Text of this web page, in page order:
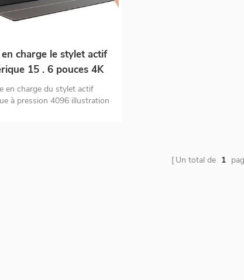
charge le stylet actif
15 . 6 pouces 4K
intégrée type c
à écran tactile
en charge du stylet actif
à pression 4096 illustration
Un total de 1